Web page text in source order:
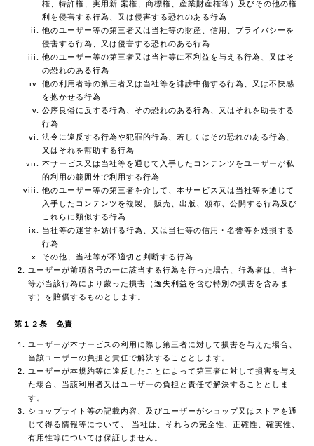
権、特許権、実用新 案権、商標権、産業財産権等）及びその他の権
利を侵害する行為、又は侵害する恐れのある行為
他のユーザー等の第三者又は当社等の財産、信用、プライバシーを
侵害する行為、又は侵害する恐れのある行為
他のユーザー等の第三者又は当社等に不利益を与える行為、又はそ
の恐れのある行為
他の利用者等の第三者又は当社等を誹謗中傷する行為、又は不快感
を抱かせる行為
公序良俗に反する行為、その恐れのある行為、又はそれを助長する
行為
法令に違反する行為や犯罪的行為、若しくはその恐れのある行為、
又はそれを幇助する行為
本サービス又は当社等を通じて入手したコンテンツをユーザーが私
的利用の範囲外で利用する行為
他のユーザー等の第三者を介して、本サービス又は当社等を通じて
入手したコンテンツを複製、 販売、出版、頒布、公開する行為及び
これらに類似する行為
当社等の運営を妨げる行為、又は当社等の信用・名誉等を毀損する
行為
その他、当社等が不適切と判断する行為
ユーザーが前項各号の一に該当する行為を行った場合、行為者は、当社
等が当該行為により蒙った損害（逸失利益を含む特別の損害を含みま
す）を賠償するものとします。
第１２条 免責
ユーザーが本サービスの利用に際し第三者に対して損害を与えた場合、
当該ユーザーの負担と責任で解決することとします。
ユーザーが本規約等に違反したことによって第三者に対して損害を与え
た場合、当該利用者又はユーザーの負担と責任で解決することとしま
す。
ショップサイト等の記載内容、及びユーザーがショップ又はストアを通
じて得る情報等について、 当社は、それらの完全性、正確性、確実性、
有用性等については保証しません。